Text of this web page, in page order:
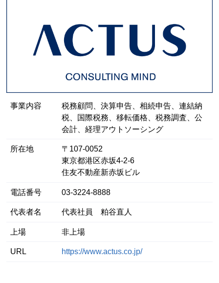
事業内容
税務顧問、決算申告、相続申告、連結納
税、国際税務、移転価格、税務調査、公
会計、経理アウトソーシング
所在地
〒107-0052
東京都港区⾚坂4-2-6
住友不動産新赤坂ビル
電話番号 03-3224-8888
代表者名 代表社員 粕谷直人
上場 非上場
URL https://www.actus.co.jp/